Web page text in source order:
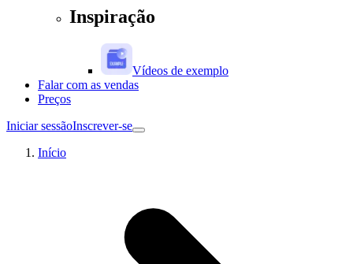
Inspiração
Vídeos de exemplo
Falar com as vendas
Preços
Iniciar sessãoInscrever-se
Início